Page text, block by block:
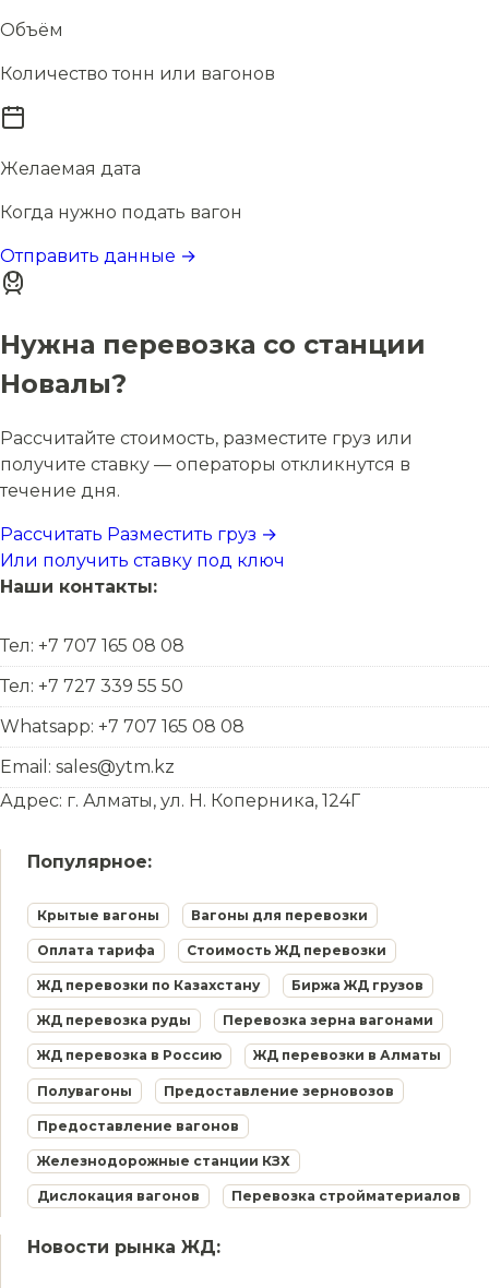
Объём
Количество тонн или вагонов
Желаемая дата
Когда нужно подать вагон
Отправить данные →
Нужна перевозка со станции
Новалы?
Рассчитайте стоимость, разместите груз или
получите ставку — операторы откликнутся в
течение дня.
Рассчитать Разместить груз →
Или получить ставку под ключ
Наши контакты:
Тел: +7 707 165 08 08
Тел: +7 727 339 55 50
Whatsapp: +7 707 165 08 08
Email: sales@ytm.kz
Адрес: г. Алматы, ул. Н. Коперника, 124Г
Популярное:
Крытые вагоны Вагоны для перевозки
Оплата тарифа Стоимость ЖД перевозки
ЖД перевозки по Казахстану Биржа ЖД грузов
ЖД перевозка руды Перевозка зерна вагонами
ЖД перевозка в Россию ЖД перевозки в Алматы
Полувагоны Предоставление зерновозов
Предоставление вагонов
Железнодорожные станции КЗХ
Дислокация вагонов Перевозка стройматериалов
Новости рынка ЖД: